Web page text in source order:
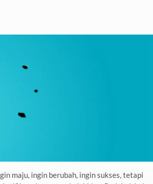
maju, ingin berubah, ingin sukses, tetapi